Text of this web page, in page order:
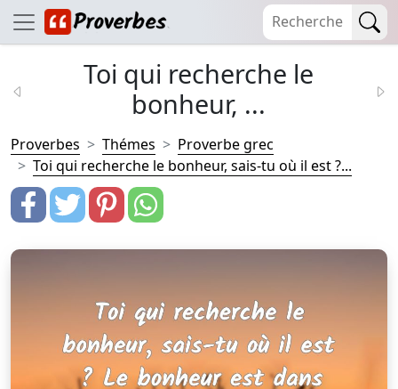
Toi qui recherche le
bonheur, ...
Proverbes Thémes
Proverbe grec
Toi qui recherche le bonheur, sais-tu où il est ?...